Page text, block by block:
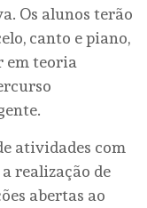
Os alunos terão
canto e piano,
em teoria
atividades com
realização de
abertas ao